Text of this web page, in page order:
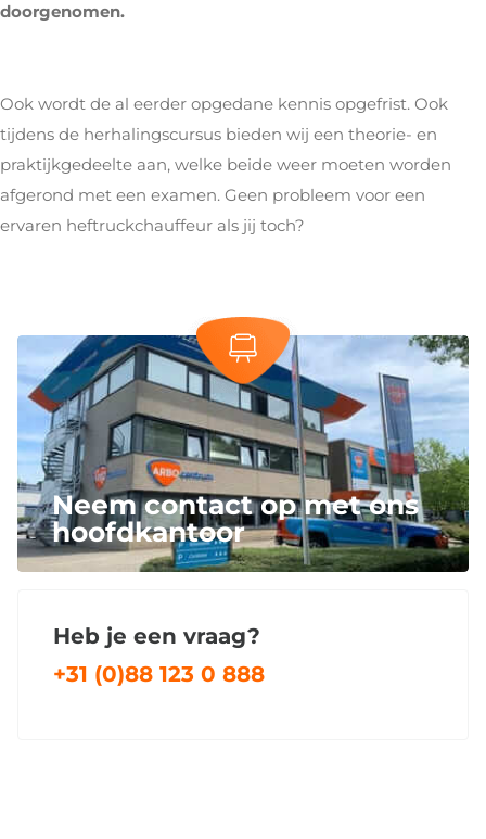
doorgenomen.
Ook wordt de al eerder opgedane kennis opgefrist. Ook
tijdens de herhalingscursus bieden wij een theorie- en
praktijkgedeelte aan, welke beide weer moeten worden
afgerond met een examen. Geen probleem voor een
ervaren heftruckchauffeur als jij toch?
Neem contact op met ons
hoofdkantoor
Heb je een vraag?
+31 (0)88 123 0 888